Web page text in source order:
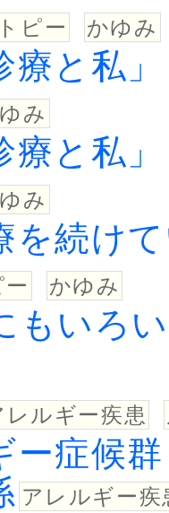
ピー かゆみ
療と私
み
療と私
み
を続け
かゆみ
もいろ
レルギー疾患
ー症候
アレルギー疾